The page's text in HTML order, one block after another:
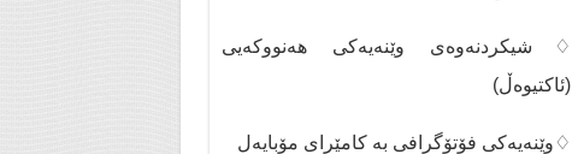
♢شیکردنەوەی وێنەیەکی هەنووکەیی
(ئاکتیوەڵ)
♢وێنەیەکی فۆتۆگرافی بە کامێرای مۆبایەل